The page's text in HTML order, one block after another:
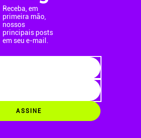
Receba, em
primeira mão,
nossos
principais posts
em seu e-mail.
ASSINE